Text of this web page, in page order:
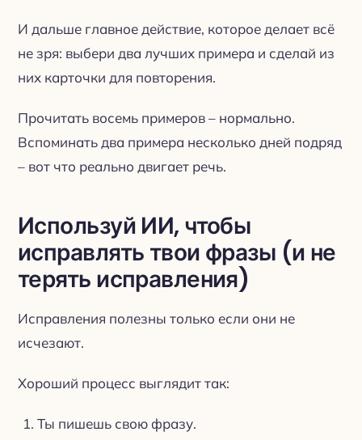
И дальше главное действие, которое делает всё
не зря: выбери два лучших примера и сделай из
них карточки для повторения.
Прочитать восемь примеров – нормально.
Вспоминать два примера несколько дней подряд
– вот что реально двигает речь.
Используй ИИ, чтобы
исправлять твои фразы (и не
терять исправления)
Исправления полезны только если они не
исчезают.
Хороший процесс выглядит так:
Ты пишешь свою фразу.